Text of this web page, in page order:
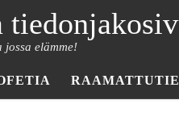
jossa elämme!